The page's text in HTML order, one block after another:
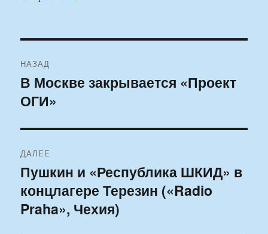
по
записям
НАЗАД
Предыдущая
запись:
В Москве закрывается «Проект
ОГИ»
ДАЛЕЕ
Следующая
запись:
Пушкин и «Республика ШКИД» в
концлагере Терезин («Radio
Praha», Чехия)